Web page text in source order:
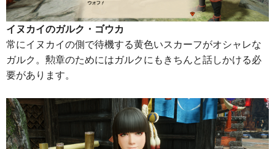
イヌカイのガルク・ゴウカ
常にイヌカイの側で待機する黄色いスカーフがオシャレな
ガルク。勲章のためにはガルクにもきちんと話しかける必
要があります。